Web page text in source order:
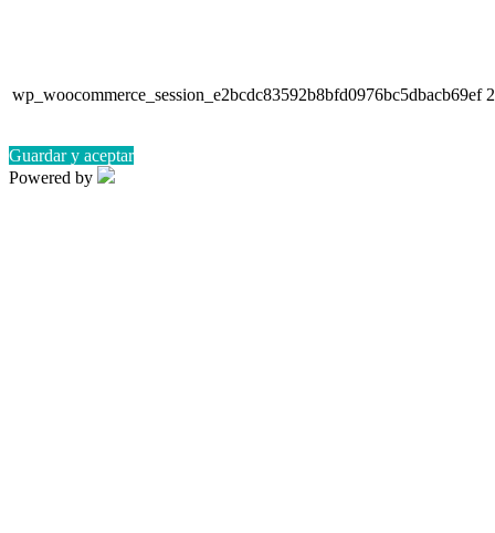
wp_woocommerce_session_e2bcdc83592b8bfd0976bc5dbacb69ef
Guardar y aceptar
Powered by